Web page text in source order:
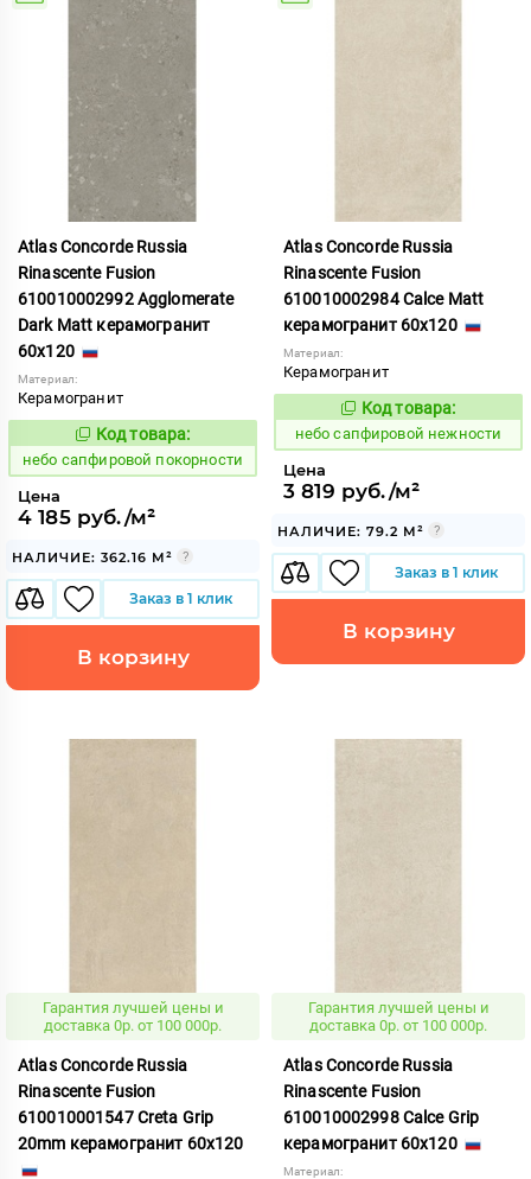
Atlas Concorde Russia
Rinascente Fusion
610010002992 Agglomerate
Dark Matt керамогранит
60x120
Материал:
Керамогранит
1119572
Код товара:
небо сапфировой покорности
Цена
4 185 руб./м²
НАЛИЧИЕ: 362.16 М²
Заказ в 1 клик
В корзину
Atlas Concorde Russia
Rinascente Fusion
610010002984 Calce Matt
керамогранит 60x120
Материал:
Керамогранит
1119558
Код товара:
небо сапфировой нежности
Цена
3 819 руб./м²
НАЛИЧИЕ: 79.2 М²
Заказ в 1 клик
В корзину
Гарантия лучшей цены и
доставка 0р. от 100 000р.
Atlas Concorde Russia
Rinascente Fusion
610010001547 Creta Grip
20mm керамогранит 60x120
Гарантия лучшей цены и
доставка 0р. от 100 000р.
Atlas Concorde Russia
Rinascente Fusion
610010002998 Calce Grip
керамогранит 60x120
Материал: